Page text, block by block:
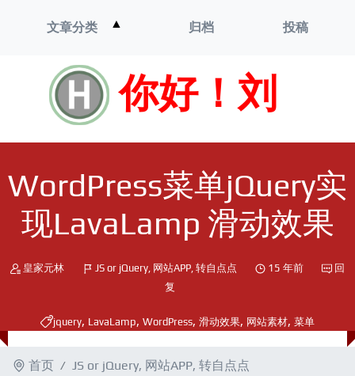
你好！刘
文章分类 ▲
单
归档 投稿
WordPress菜单jQuery实
现LavaLamp 滑动效果
皇家元林 JS or jQuery, 网站APP, 转自点点 15 年前
回
复
jquery, LavaLamp, WordPress, 滑动效果, 网站素材, 菜单
首页 JS or jQuery, 网站APP, 转自点点